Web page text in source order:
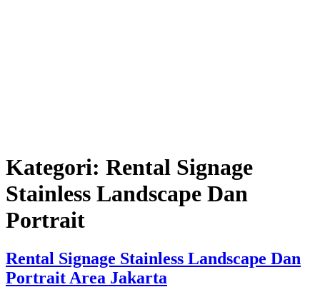
Kategori: Rental Signage
Stainless Landscape Dan
Portrait
Rental Signage Stainless Landscape Dan
Portrait Area Jakarta